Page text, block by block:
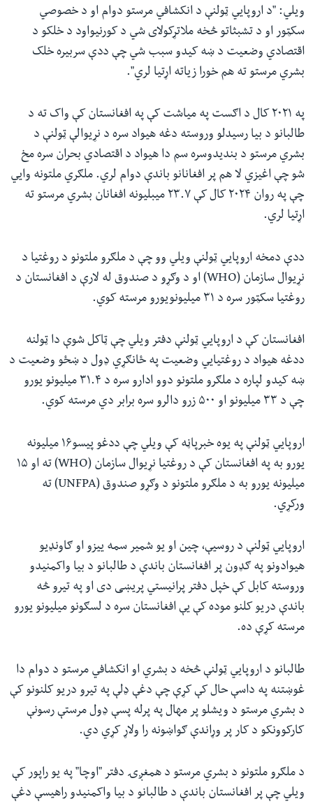
ویلي: "د اروپايي ټولنې د انکشافي مرستو دوام او د خصوصي
سکټور او د تشبثاتو څخه ملاتړکولای شي د کورنیواود د خلکو د
اقتصادي وضعیت د ښه کیدو سبب شي چې ددې سربیره خلک
بشري مرستو ته هم خورا زیاته اړتیا لري".
په ۲۰۲۱ کال د اګست په میاشت کې په افغانستان کې واک ته د
طالبانو د بیا رسیدلو وروسته دغه هیواد سره د نړیوالې ټولنې د
بشري مرستو د بندیدوسره سم دا هیواد د اقتصادي بحران سره مخ
شو چې اغیزي لا هم پر افغانانو باندې دوام لري. ملګري ملتونه وايي
چې په روان ۲۰۲۴ کال کې ۲۳.۷ میبلیونه افغانان بشري مرستو ته
اړتیا لري.
ددې دمخه اروپايي ټولنې ویلي وو چې د ملګرو ملتونو د روغتیا د
نړیوال سازمان (WHO) او د وګړو د صندوق له لارې د افغانستان د
روغتیا سکټور سره د ۳۱ میلیونویورو مرسته کوي.
افغانستان کې د اروپايي ټولنې دفتر ویلي چې ټاکل شوې دا ټولنه
ددغه هیواد د روغتیايي وضعیت په ځانګړي ډول د ښځو وضعیت د
ښه کیدو لپاره د ملګرو ملتونو دوو ادارو سره د ۳۱.۴ میلیونو یورو
چې د ۳۳ میلیونو او ۵۰۰ زرو دالرو سره برابر دي مرسته کوي.
اروپايي ټولنې په یوه خبرپاڼه کې ویلي چې ددغو پیسو۱۶ میلیونه
یورو به په افغانستان کې د روغتيا نړيوال سازمان (WHO) ته او ۱۵
میلیونه یورو به د ملګرو ملتونو د وګړو صندوق (UNFPA) ته
ورکړي.
اروپايي ټولنې د روسیې، چین او یو شمیر سمه ییزو او ګاونډیو
هیوادونو په ګډون پر افغانستان باندې د طالبانو د بیا واکمنیدو
وروسته کابل کې خپل دفتر پرانیستي پریښی دی او په تیرو څه
باندې دریو کلنو موده کې یې افغانستان سره د لسګونو میلیونو یورو
مرسته کړې ده.
طالبانو د اروپايي ټولنې څخه د بشري او انکشافي مرستو د دوام دا
غوښتنه په داسې حال کې کړې چې دغې ډلې په تیرو دریو کلنونو کې
د بشري مرستو د ویشلو پر مهال په پرله پسې ډول مرستې رسونې
کارکوونکو د کار پر وړاندې ګواښونه را ولاړ کړي دي.
د ملګرو ملتونو د بشري مرستو د همغږۍ دفتر "اوچا" په یو راپور کې
ویلي چې پر افغانستان باندې د طالبانو د بیا واکمنیدو راهیسې دغې